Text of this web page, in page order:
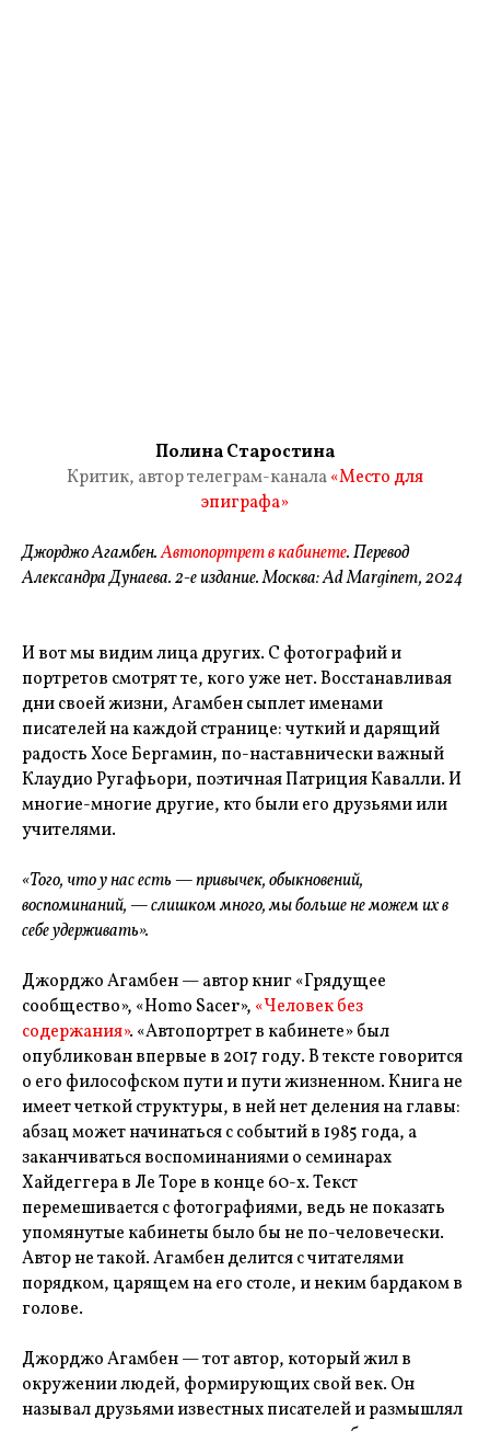
Полина Старостина
Критик, автор телеграм-канала«Место для
эпиграфа»
Джорджо Агамбен.Автопортрет в кабинете. Перевод
Александра Дунаева. 2-е издание. Москва: Ad Marginem, 2024
И вот мы видим лица других. С фотографий и
портретов смотрят те, кого уже нет. Восстанавливая
дни своей жизни, Агамбен сыплет именами
писателей на каждой странице: чуткий и дарящий
радость Хосе Бергамин, по-наставнически важный
Клаудио Ругафьори, поэтичная Патриция Кавалли. И
многие-многие другие, кто были его друзьями или
учителями.
«Того, что у нас есть — привычек, обыкновений,
воспоминаний, — слишком много, мы больше не можем их в
себе удерживать».
Джорджо Агамбен — автор книг «Грядущее
сообщество», «Homo Sacer», «Человек без
содержания». «Автопортрет в кабинете» был
опубликован впервые в 2017 году. В тексте говорится
о его философском пути и пути жизненном. Книга не
имеет четкой структуры, в ней нет деления на главы:
абзац может начинаться с событий в 1985 года, а
заканчиваться воспоминаниями о семинарах
Хайдеггера в Ле Торе в конце 60-х. Текст
перемешивается с фотографиями, ведь не показать
упомянутые кабинеты было бы не по-человечески.
Автор не такой. Агамбен делится с читателями
порядком, царящем на его столе, и неким бардаком в
голове.
Джорджо Агамбен — тот автор, который жил в
окружении людей, формирующих свой век. Он
называл друзьями известных писателей и размышлял